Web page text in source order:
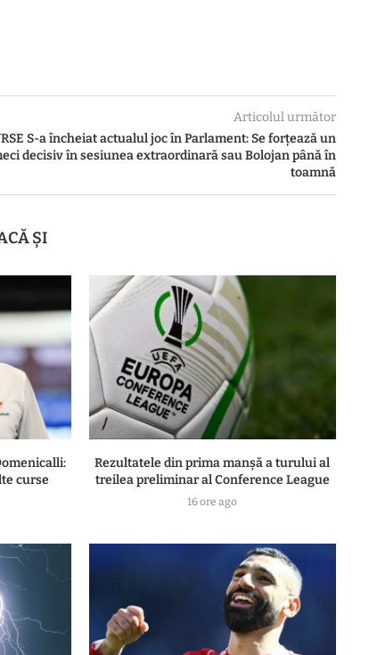
Articolul următor
S-a încheiat actualul joc în Parlament: Se forțează un
decisiv în sesiunea extraordinară sau Bolojan până în
toamnă
ȘI
curse
Rezultatele din prima manşă a turului al
treilea preliminar al Conference League
16 ore ago